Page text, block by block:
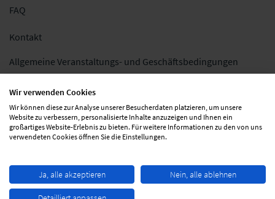
FAQ
Kontakt
Allgemeine Veranstaltungs- und Geschäftsbedingungen
Impressum
Datenschutz
Folgen Sie uns
Wir verwenden Cookies
Wir können diese zur Analyse unserer Besucherdaten platzieren, um unsere
Website zu verbessern, personalisierte Inhalte anzuzeigen und Ihnen ein
großartiges Website-Erlebnis zu bieten. Für weitere Informationen zu den von uns
verwendeten Cookies öffnen Sie die Einstellungen.
Ja, alle akzeptieren Nein, alle ablehnen